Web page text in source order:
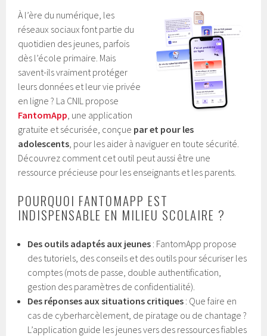
À l’ère du numérique, les
réseaux sociaux font partie du
quotidien des jeunes, parfois
dès l’école primaire. Mais
savent-ils vraiment protéger
leurs données et leur vie privée
en ligne ? La CNIL propose
FantomApp , une application
gratuite et sécurisée, conçue par et pour les
adolescents , pour les aider à naviguer en toute sécurité.
Découvrez comment cet outil peut aussi être une
ressource précieuse pour les enseignants et les parents.
POURQUOI FANTOMAPP EST
INDISPENSABLE EN MILIEU SCOLAIRE ?
Des outils adaptés aux jeunes : FantomApp propose
des tutoriels, des conseils et des outils pour sécuriser les
comptes (mots de passe, double authentification,
gestion des paramètres de confidentialité).
Des réponses aux situations critiques : Que faire en
cas de cyberharcèlement, de piratage ou de chantage ?
L’application guide les jeunes vers des ressources fiables